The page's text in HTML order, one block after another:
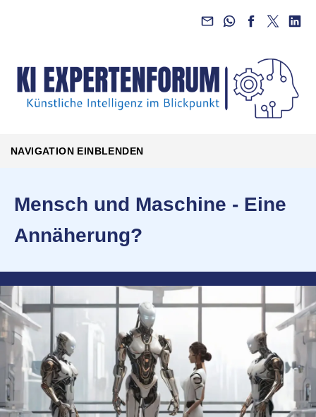
NAVIGATION EINBLENDEN
Mensch und Maschine - Eine
Annäherung?